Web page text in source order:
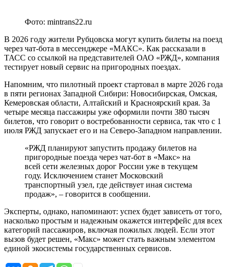
Фото: mintrans22.ru
В 2026 году жители Рубцовска могут купить билеты на поезд
через чат-бота в мессенджере «МАКС». Как рассказали в
ТАСС со ссылкой на представителей ОАО «РЖД», компания
тестирует новый сервис на пригородных поездах.
Напомним, что пилотный проект стартовал в марте 2026 года
в пяти регионах Западной Сибири: Новосибирская, Омская,
Кемеровская области, Алтайский и Красноярский края. За
четыре месяца пассажиры уже оформили почти 380 тысяч
билетов, что говорит о востребованности сервиса, так что с 1
июля РЖД запускает его и на Северо-Западном направлении.
«РЖД планируют запустить продажу билетов на
пригородные поезда через чат-бот в «Макс» на
всей сети железных дорог России уже в текущем
году. Исключением станет Московский
транспортный узел, где действует иная система
продаж», – говорится в сообщении.
Эксперты, однако, напоминают: успех будет зависеть от того,
насколько простым и надежным окажется интерфейс для всех
категорий пассажиров, включая пожилых людей. Если этот
вызов будет решен, «Макс» может стать важным элементом
единой экосистемы государственных сервисов.